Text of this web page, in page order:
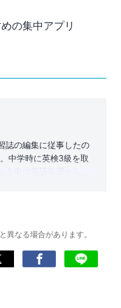
の集中アプリ
誌の編集に従事したの
中学時に英検3級を取
る中で英語学習から遠
異なる場合があります。